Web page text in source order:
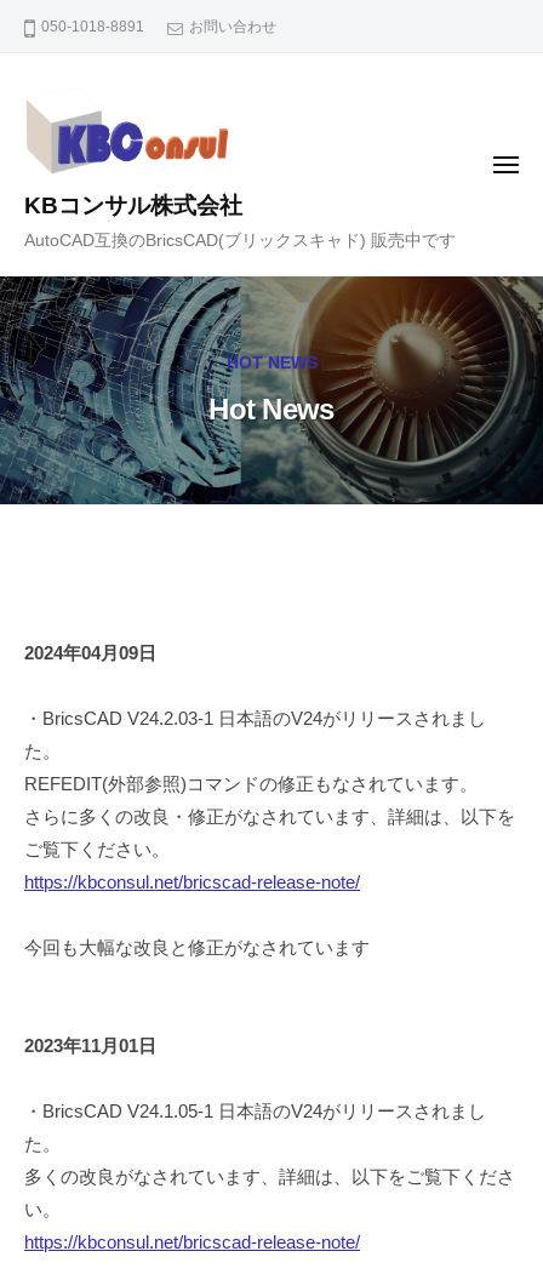
ッ
プ
050-1018-8891 お問い合わせ
KBコンサル株式会社
AutoCAD互換のBricsCAD(ブリックスキャド) 販売中です
メ
HOT NEWS
Hot News
年
4
日
by
kbconsul
2024年04月09日
・BricsCAD V24.2.03-1 日本語のV24がリリースされまし
た。
REFEDIT(外部参照)コマンドの修正もなされています。
さらに多くの改良・修正がなされています、詳細は、以下を
ご覧下ください。
https://kbconsul.net/bricscad-release-note/
今回も大幅な改良と修正がなされています
2023年11月01日
・BricsCAD V24.1.05-1 日本語のV24がリリースされまし
た。
多くの改良がなされています、詳細は、以下をご覧下くださ
い。
https://kbconsul.net/bricscad-release-note/